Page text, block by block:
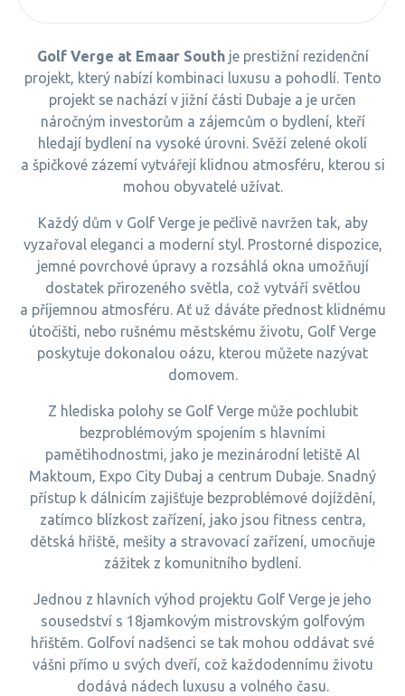
Golf Verge at Emaar South je prestižní rezidenční
projekt, který nabízí kombinaci luxusu a pohodlí. Tento
projekt se nachází v jižní části Dubaje a je určen
náročným investorům a zájemcům o bydlení, kteří
hledají bydlení na vysoké úrovni. Svěží zelené okolí
a špičkové zázemí vytvářejí klidnou atmosféru, kterou si
mohou obyvatelé užívat.
Každý dům v Golf Verge je pečlivě navržen tak, aby
vyzařoval eleganci a moderní styl. Prostorné dispozice,
jemné povrchové úpravy a rozsáhlá okna umožňují
dostatek přirozeného světla, což vytváří světlou
a příjemnou atmosféru. Ať už dáváte přednost klidnému
útočišti, nebo rušnému městskému životu, Golf Verge
poskytuje dokonalou oázu, kterou můžete nazývat
domovem.
Z hlediska polohy se Golf Verge může pochlubit
bezproblémovým spojením s hlavními
pamětihodnostmi, jako je mezinárodní letiště Al
Maktoum, Expo City Dubaj a centrum Dubaje. Snadný
přístup k dálnicím zajišťuje bezproblémové dojíždění,
zatímco blízkost zařízení, jako jsou fitness centra,
dětská hřiště, mešity a stravovací zařízení, umocňuje
zážitek z komunitního bydlení.
Jednou z hlavních výhod projektu Golf Verge je jeho
sousedství s 18jamkovým mistrovským golfovým
hřištěm. Golfoví nadšenci se tak mohou oddávat své
vášni přímo u svých dveří, což každodennímu životu
dodává nádech luxusu a volného času.